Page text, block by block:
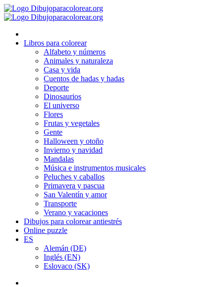
Ir
al
Libros para colorear
Alfabeto y números
Animales y naturaleza
Casa y vida
Cuentos de hadas y hadas
Deporte
Dinosaurios
El universo
Flores
Frutas y vegetales
Gente
Halloween y otoño
Invierno y navidad
Mandalas
Música e instrumentos musicales
Peluches y caballos
Primavera y pascua
San Valentín y amor
Transporte
Verano y vacaciones
Dibujos para colorear antiestrés
Online puzzle
ES
Alemán (DE)
Inglés (EN)
Eslovaco (SK)